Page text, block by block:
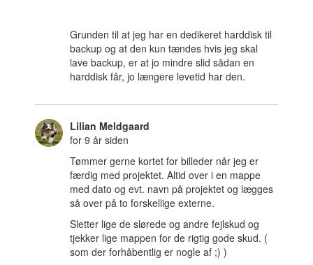
Grunden til at jeg har en dedikeret harddisk til
backup og at den kun tændes hvis jeg skal
lave backup, er at jo mindre slid sådan en
harddisk får, jo længere levetid har den.
Lilian Meldgaard
for 9 år siden
Tømmer gerne kortet for billeder når jeg er
færdig med projektet. Altid over i en mappe
med dato og evt. navn på projektet og lægges
så over på to forskellige externe.
Sletter lige de slørede og andre fejlskud og
tjekker lige mappen for de rigtig gode skud. (
som der forhåbentlig er nogle af ;) )